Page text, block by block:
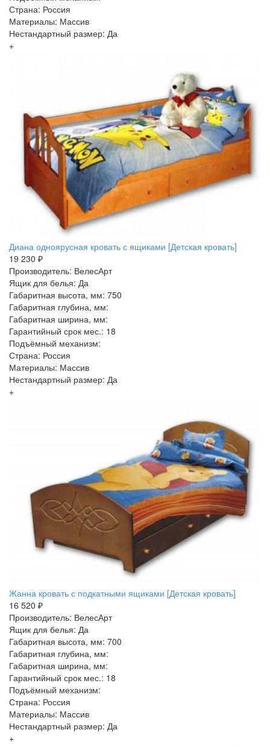
Страна: Россия
Материалы: Массив
Нестандартный размер: Да
+
Диана одноярусная кровать с ящиками [Детская кровать]
19 230 ₽
Производитель: ВелесАрт
Ящик для белья: Да
Габаритная высота, мм: 750
Габаритная глубина, мм:
Габаритная ширина, мм:
Гарантийный срок мес.: 18
Подъёмный механизм:
Страна: Россия
Материалы: Массив
Нестандартный размер: Да
+
Жанна кровать с подкатными ящиками [Детская кровать]
16 520 ₽
Производитель: ВелесАрт
Ящик для белья: Да
Габаритная высота, мм: 700
Габаритная глубина, мм:
Габаритная ширина, мм:
Гарантийный срок мес.: 18
Подъёмный механизм:
Страна: Россия
Материалы: Массив
Нестандартный размер: Да
+